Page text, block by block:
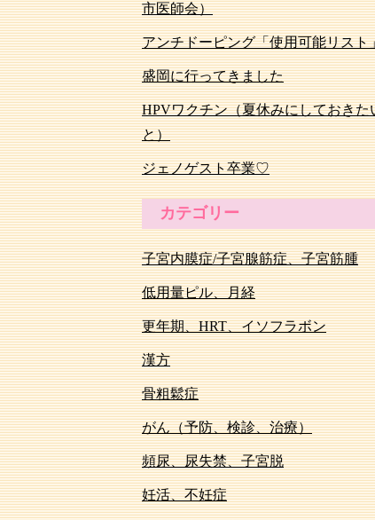
市医師会）
アンチドーピング「使用可能リスト
盛岡に行ってきました
HPVワクチン（夏休みにしておきた
と）
ジェノゲスト卒業♡
カテゴリー
子宮内膜症/子宮腺筋症、子宮筋腫
低用量ピル、月経
更年期、HRT、イソフラボン
漢方
骨粗鬆症
がん（予防、検診、治療）
頻尿、尿失禁、子宮脱
妊活、不妊症